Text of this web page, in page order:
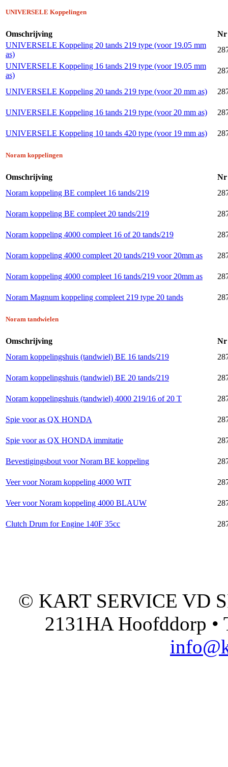
UNIVERSELE Koppelingen
Omschrijving
Nr
UNIVERSELE Koppeling 20 tands 219 type (voor 19.05 mm
as)
UNIVERSELE Koppeling 16 tands 219 type (voor 19.05 mm
as)
UNIVERSELE Koppeling 20 tands 219 type (voor 20 mm as)
UNIVERSELE Koppeling 16 tands 219 type (voor 20 mm as)
UNIVERSELE Koppeling 10 tands 420 type (voor 19 mm as)
Noram koppelingen
Omschrijving
Nr
Noram koppeling BE compleet 16 tands/219
Noram koppeling BE compleet 20 tands/219
Noram koppeling 4000 compleet 16 of 20 tands/219
Noram koppeling 4000 compleet 20 tands/219 voor 20mm as
Noram koppeling 4000 compleet 16 tands/219 voor 20mm as
Noram Magnum koppeling compleet 219 type 20 tands
Noram tandwielen
Omschrijving
Nr
Noram koppelingshuis (tandwiel) BE 16 tands/219
Noram koppelingshuis (tandwiel) BE 20 tands/219
Noram koppelingshuis (tandwiel) 4000 219/16 of 20 T
Spie voor as QX HONDA
Spie voor as QX HONDA immitatie
Bevestigingsbout voor Noram BE koppeling
Veer voor Noram koppeling 4000 WIT
Veer voor Noram koppeling 4000 BLAUW
Clutch Drum for Engine 140F 35cc
© KART SERVICE VD
2131HA Hoofddorp •